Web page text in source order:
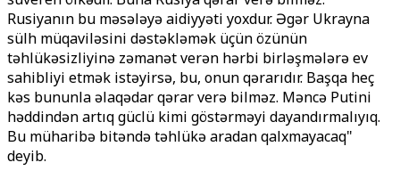
Rusiyanın bu məsələyə aidiyyəti yoxdur. Əgər Ukrayna
sülh müqaviləsini dəstəkləmək üçün özünün
təhlükəsizliyinə zəmanət verən hərbi birləşmələrə ev
sahibliyi etmək istəyirsə, bu, onun qərarıdır. Başqa heç
kəs bununla əlaqədar qərar verə bilməz. Məncə Putini
həddindən artıq güclü kimi göstərməyi dayandırmalıyıq.
Bu müharibə bitəndə təhlükə aradan qalxmayacaq"
deyib.